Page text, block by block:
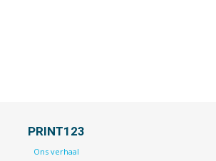
PRINT123
Ons verhaal